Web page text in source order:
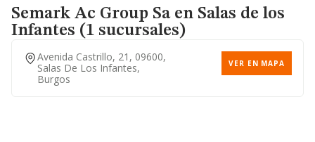
Calle Santiago Apostol, 22,
09007, Burgos, Burgos
VER EN MAPA
Semark Ac Group Saen Salas de los
Infantes (1 sucursales)
Avenida Castrillo, 21, 09600,
Salas De Los Infantes,
Burgos
VER EN MAPA